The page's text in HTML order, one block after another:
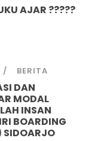
AJAR ?????
BERITA
DAN
MODAL
INSAN
BOARDING
SIDOARJO